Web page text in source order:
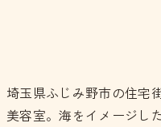
埼玉県ふじみ野市の住宅
美容室。海をイメージし